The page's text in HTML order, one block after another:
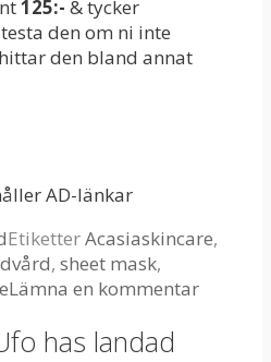
125:- & tycker
den om ni inte
den bland annat
AD-länkar
EtiketterAcasiaskincare,
, sheet mask,
Lämna en kommentar
has landad